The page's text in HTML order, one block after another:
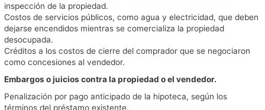
inspección de la propiedad.
Costos de servicios públicos, como agua y electricidad, que deben
dejarse encendidos mientras se comercializa la propiedad
desocupada.
Créditos a los costos de cierre del comprador que se negociaron
como concesiones al vendedor.
Embargos o juicios contra la propiedad o el vendedor.
Penalización por pago anticipado de la hipoteca, según los
términos del préstamo existente.